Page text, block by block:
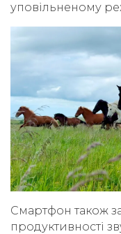
уповільненому
Смартфон також
продуктивності